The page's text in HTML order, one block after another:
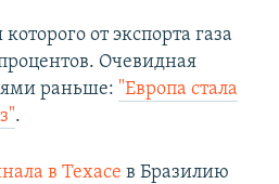
от экспорта газа
Очевидная
раньше: "Европа стала
.
в Техасе в Бразилию